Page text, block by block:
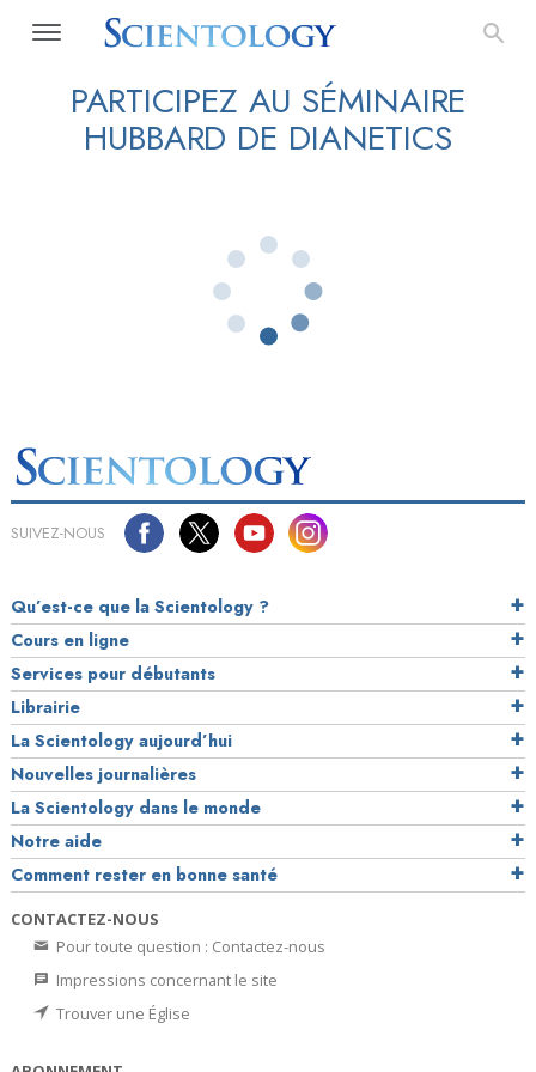
PARTICIPEZ AU SÉMINAIRE
HUBBARD DE DIANETICS
SUIVEZ-NOUS
Qu’est-ce que la Scientology ?
Cours en ligne
Services pour débutants
Librairie
La Scientology aujourd’hui
Nouvelles journalières
La Scientology dans le monde
Notre aide
Comment rester en bonne santé
CONTACTEZ-NOUS
Pour toute question : Contactez-nous
Impressions concernant le site
Trouver une Église